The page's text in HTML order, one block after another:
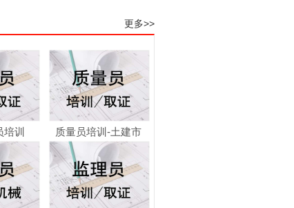
更多>>
培训
质量员培训-土建市
政...